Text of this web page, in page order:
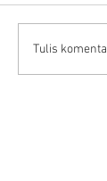
meter
Tulis